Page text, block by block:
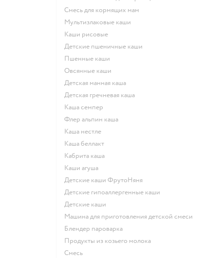
смесь для кормящих мам
Мультизлаковые каши
Каши рисовые
Детские пшеничные каши
Пшенные каши
овсянные каши
детская манная каша
детская гречневая каша
каша семпер
флер альпин каша
каша нестле
каша беллакт
кабрита каша
каши агуша
Детские каши ФрутоНяня
Детские гипоаллергенные каши
детские каши
машина для приготовления детской смеси
блендер пароварка
продукты из козьего молока
смесь